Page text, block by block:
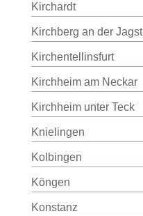
Kirchardt
Kirchberg an der Jagst
Kirchentellinsfurt
Kirchheim am Neckar
Kirchheim unter Teck
Knielingen
Kolbingen
Köngen
Konstanz